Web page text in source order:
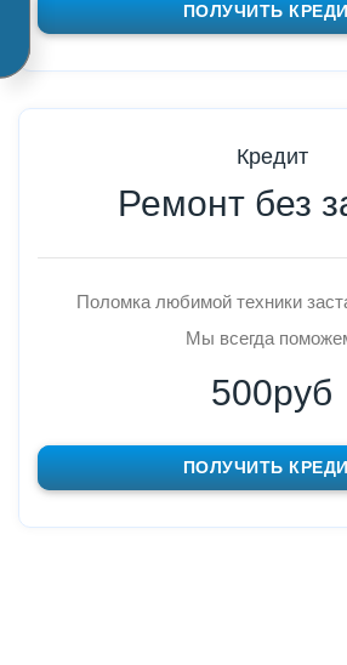
ПОЛУЧИТЬ
Кредит
Ремонт без
Поломка любимой техники
Мы всегда
500руб
ПОЛУЧИТЬ